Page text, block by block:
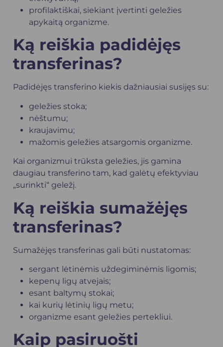
profilaktiškai, siekiant įvertinti geležies
apykaitą organizme.
Ką reiškia padidėjęs
transferinas?
Padidėjęs transferino kiekis dažniausiai susijęs su:
geležies stoka;
nėštumu;
kraujavimu;
mažomis geležies atsargomis organizme.
Kai organizmui trūksta geležies, jis gamina
daugiau transferino tam, kad galėtų efektyviau
„surinkti“ geležį.
Ką reiškia sumažėjęs
transferinas?
Sumažėjęs transferinas gali būti nustatomas:
sergant lėtinėmis uždegiminėmis ligomis;
kepenų ligų atvejais;
esant baltymų stokai;
kai kurių lėtinių ligų metu;
organizme esant geležies pertekliui.
Kaip pasiruošti